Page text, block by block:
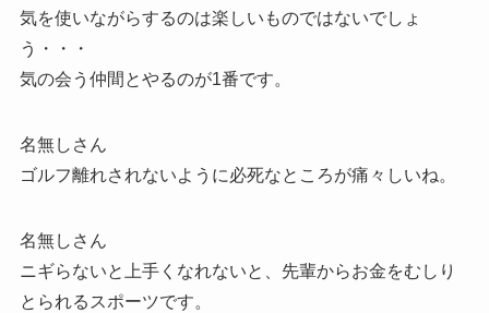
気を使いながらするのは楽しいものではないでしょ
う・・・
気の会う仲間とやるのが1番です。
名無しさん
ゴルフ離れされないように必死なところが痛々しいね。
名無しさん
ニギらないと上手くなれないと、先輩からお金をむしり
とられるスポーツです。